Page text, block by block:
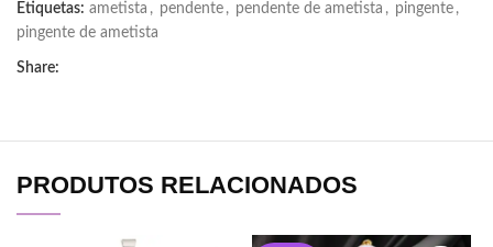
Etiquetas: ametista , pendente , pendente de ametista , pingente ,
pingente de ametista
Share:
PRODUTOS RELACIONADOS